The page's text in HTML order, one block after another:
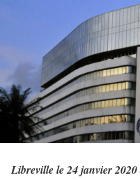
Libreville le 24 janvier